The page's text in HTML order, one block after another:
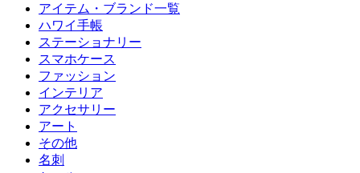
アイテム・ブランド一覧
ハワイ手帳
ステーショナリー
スマホケース
ファッション
インテリア
アクセサリー
アート
その他
名刺